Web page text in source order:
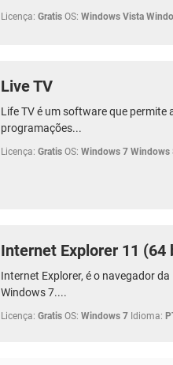
Licença: Gratis OS: Windows Vista
Live TV
Life TV é um software que permite
programações...
Licença: Gratis OS: Windows 7 Windows
Internet Explorer 11 (64
Internet Explorer, é o navegador
Windows 7....
Licença: Gratis OS: Windows 7 Idioma: